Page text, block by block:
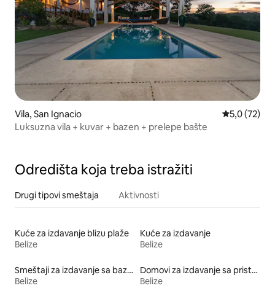
Vila, San Ignacio Prosečna
5,0 (72)
Luksuzna vila + kuvar + bazen + prelepe bašte
Odredišta koja treba istražiti
Drugi tipovi smeštaja Aktivnosti
Kuće za izdavanje blizu plaže
Belize
Kuće za izdavanje
Belize
Smeštaji za izdavanje sa bazenom
Belize
Domovi za izdavanje sa pristupom plaži
Belize